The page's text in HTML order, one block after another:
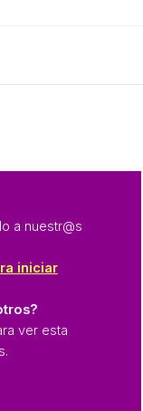
a nuestr@s
iniciar
ver esta